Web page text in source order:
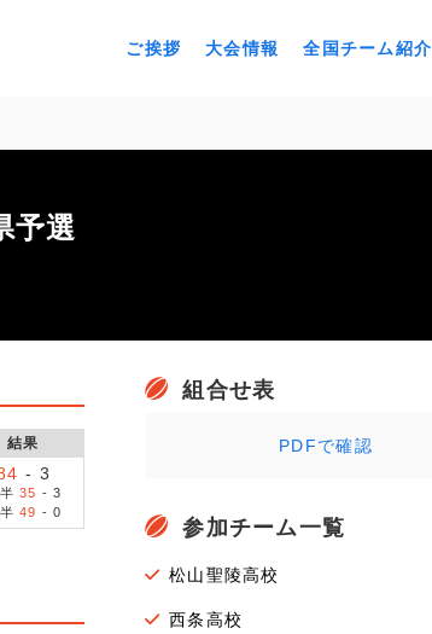
ご挨拶 大会情報 全国チーム紹介
予選
結果
- 3
35 -3
49 -0
組合せ表
PDFで確認
参加チーム一覧
松山聖陵高校
西条高校